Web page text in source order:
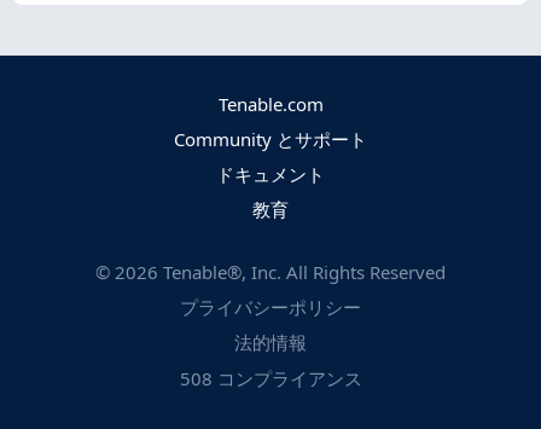
Tenable.com
Community とサポート
ドキュメント
教育
© 2026 Tenable®, Inc. All Rights Reserved
プライバシーポリシー
法的情報
508 コンプライアンス